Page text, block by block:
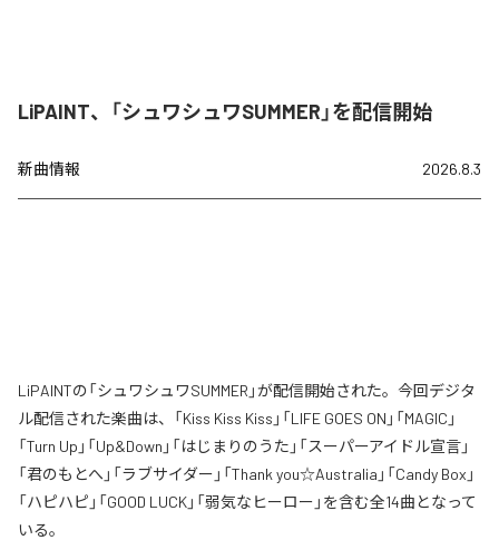
LiPAINT、「シュワシュワSUMMER」を配信開始
新曲情報 2026.8.3
LiPAINTの「シュワシュワSUMMER」が配信開始された。今回デジタ
ル配信された楽曲は、「Kiss Kiss Kiss」「LIFE GOES ON」「MAGIC」
「Turn Up」「Up&Down」「はじまりのうた」「スーパーアイドル宣言」
「君のもとへ」「ラブサイダー」「Thank you☆Australia」「Candy Box」
「ハピハピ」「GOOD LUCK」「弱気なヒーロー」を含む全14曲となって
いる。